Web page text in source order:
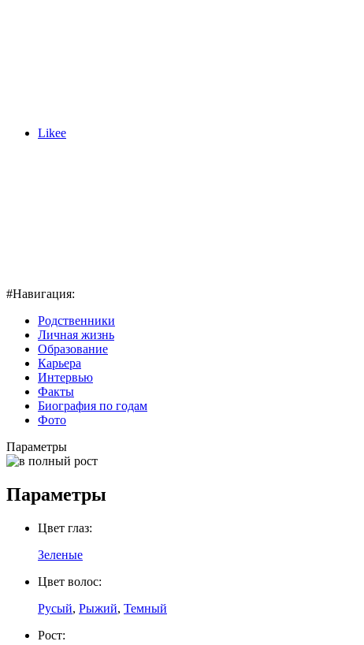
Likee
#Навигация:
Родственники
Личная жизнь
Образование
Карьера
Интервью
Факты
Биография по годам
Фото
Параметры
Параметры
Цвет глаз:
Зеленые
Цвет волос:
Русый, Рыжий, Темный
Рост: